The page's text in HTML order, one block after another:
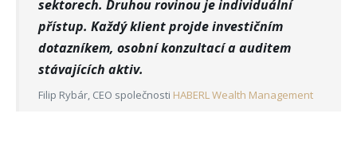
sektorech. Druhou rovinou je individuální
přístup. Každý klient projde investičním
dotazníkem, osobní konzultací a auditem
stávajících aktiv.
Filip Rybár, CEO společnosti HABERL Wealth Management